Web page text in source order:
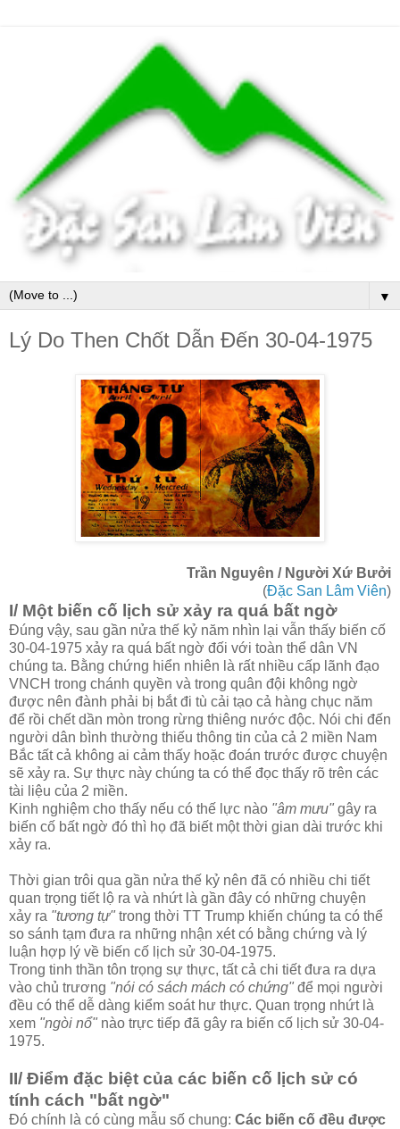
▼
Lý Do Then Chốt Dẫn Đến 30-04-1975
Trần Nguyên / Người Xứ Bưởi
(Đặc San Lâm Viên)
I/ Một biến cố lịch sử xảy ra quá bất ngờ
Đúng vậy, sau gần nửa thế kỷ năm nhìn lại vẫn thấy biến cố
30-04-1975 xảy ra quá bất ngờ đối với toàn thể dân VN
chúng ta. Bằng chứng hiển nhiên là rất nhiều cấp lãnh đạo
VNCH trong chánh quyền và trong quân đội không ngờ
được nên đành phải bị bắt đi tù cải tạo cả hàng chục năm
để rồi chết dần mòn trong rừng thiêng nước độc. Nói chi đến
người dân bình thường thiếu thông tin của cả 2 miền Nam
Bắc tất cả không ai cảm thấy hoặc đoán trước được chuyện
sẽ xảy ra. Sự thực này chúng ta có thể đọc thấy rõ trên các
tài liệu của 2 miền.
Kinh nghiệm cho thấy nếu có thế lực nào "âm mưu" gây ra
biến cố bất ngờ đó thì họ đã biết một thời gian dài trước khi
xảy ra.
Thời gian trôi qua gần nửa thế kỷ nên đã có nhiều chi tiết
quan trọng tiết lộ ra và nhứt là gần đây có những chuyện
xảy ra "tương tự" trong thời TT Trump khiến chúng ta có thể
so sánh tạm đưa ra những nhận xét có bằng chứng và lý
luận hợp lý về biến cố lịch sử 30-04-1975.
Trong tinh thần tôn trọng sự thực, tất cả chi tiết đưa ra dựa
vào chủ trương "nói có sách mách có chứng" để mọi người
đều có thể dễ dàng kiểm soát hư thực. Quan trọng nhứt là
xem "ngòi nổ" nào trực tiếp đã gây ra biến cố lịch sử 30-04-
1975.
II/ Điểm đặc biệt của các biến cố lịch sử có
tính cách "bất ngờ"
Đó chính là có cùng mẫu số chung: Các biến cố đều được